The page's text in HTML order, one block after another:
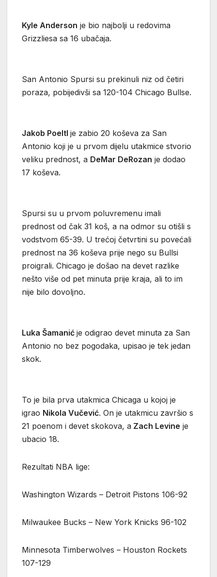
Kyle Anderson je bio najbolji u redovima
Grizzliesa sa 16 ubačaja.
San Antonio Spursi su prekinuli niz od četiri
poraza, pobijedivši sa 120-104 Chicago Bullse.
Jakob Poeltl je zabio 20 koševa za San
Antonio koji je u prvom dijelu utakmice stvorio
veliku prednost, a DeMar DeRozan je dodao
17 koševa.
Spursi su u prvom poluvremenu imali
prednost od čak 31 koš, a na odmor su otišli s
vodstvom 65-39. U trećoj četvrtini su povećali
prednost na 36 koševa prije nego su Bullsi
proigrali. Chicago je došao na devet razlike
nešto više od pet minuta prije kraja, ali to im
nije bilo dovoljno.
Luka Šamanić je odigrao devet minuta za San
Antonio no bez pogodaka, upisao je tek jedan
skok.
To je bila prva utakmica Chicaga u kojoj je
igrao Nikola Vučević. On je utakmicu završio s
21 poenom i devet skokova, a Zach Levine je
ubacio 18.
Rezultati NBA lige:
Washington Wizards – Detroit Pistons 106-92
Milwaukee Bucks – New York Knicks 96-102
Minnesota Timberwolves – Houston Rockets
107-129